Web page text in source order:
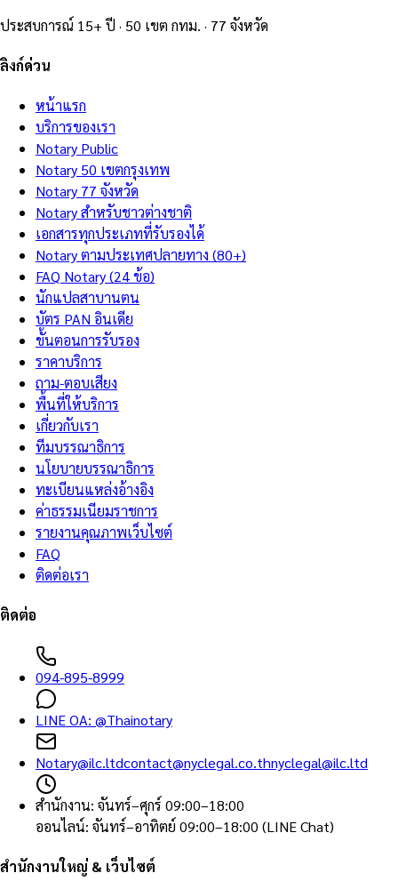
ประสบการณ์ 15+ ปี · 50 เขต กทม. · 77 จังหวัด
ลิงก์ด่วน
หน้าแรก
บริการของเรา
Notary Public
Notary 50 เขตกรุงเทพ
Notary 77 จังหวัด
Notary สำหรับชาวต่างชาติ
เอกสารทุกประเภทที่รับรองได้
Notary ตามประเทศปลายทาง (80+)
FAQ Notary (24 ข้อ)
นักแปลสาบานตน
บัตร PAN อินเดีย
ขั้นตอนการรับรอง
ราคาบริการ
ถาม-ตอบเสียง
พื้นที่ให้บริการ
เกี่ยวกับเรา
ทีมบรรณาธิการ
นโยบายบรรณาธิการ
ทะเบียนแหล่งอ้างอิง
ค่าธรรมเนียมราชการ
รายงานคุณภาพเว็บไซต์
FAQ
ติดต่อเรา
ติดต่อ
094-895-8999
LINE OA: @Thainotary
Notary@ilc.ltdcontact@nyclegal.co.thnyclegal@ilc.ltd
สำนักงาน: จันทร์–ศุกร์ 09:00–18:00
ออนไลน์: จันทร์–อาทิตย์ 09:00–18:00 (LINE Chat)
สำนักงานใหญ่ & เว็บไซต์